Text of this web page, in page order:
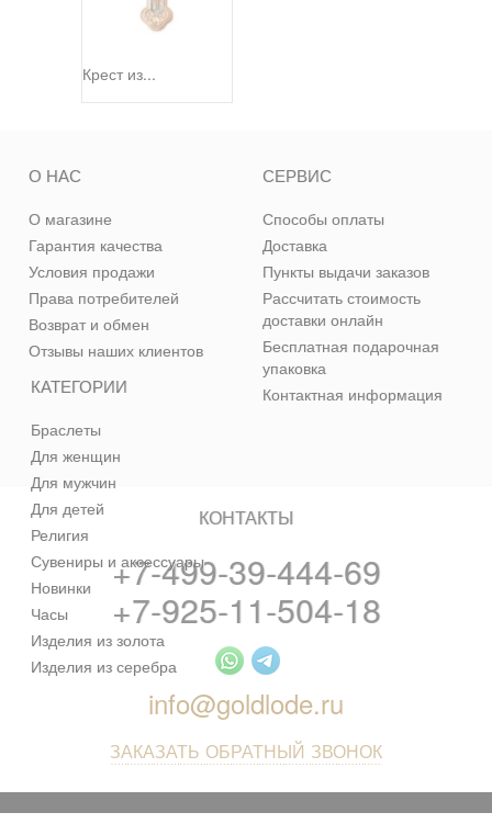
Крест из...
КАТЕГОРИИ
Браслеты
Для женщин
Для мужчин
Для детей
Религия
Сувениры и аксессуары
Новинки
Часы
Изделия из золота
Изделия из серебра
О НАС
О магазине
Гарантия качества
Условия продажи
Права потребителей
Возврат и обмен
Отзывы наших клиентов
СЕРВИС
Способы оплаты
Доставка
Пункты выдачи заказов
Рассчитать стоимость
доставки онлайн
Бесплатная подарочная
упаковка
Контактная информация
КОНТАКТЫ
+7-499-39-444-69
+7-925-11-504-18
info@goldlode.ru
ЗАКАЗАТЬ ОБРАТНЫЙ ЗВОНОК